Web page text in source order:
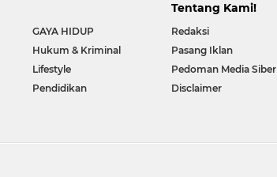
GAYA HIDUP
Hukum & Kriminal
Lifestyle
Pendidikan
Tentang Kami!
Redaksi
Pasang Iklan
Pedoman Media Siber
Disclaimer